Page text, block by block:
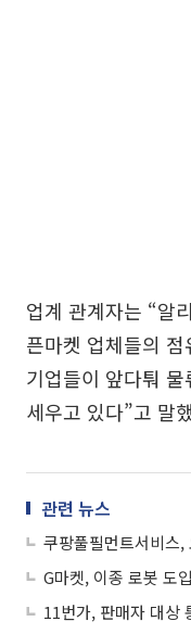
업계 관계자는 “알
픈마켓 업체들의
기업들이 앞다퉈
세우고 있다”고 말
관련 뉴스
쿠팡풀필먼트서비스
G마켓, 이종 로봇 도
11번가, 판매자 대상